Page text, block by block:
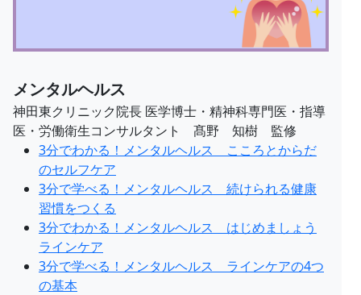
メンタルヘルス
神田東クリニック院長 医学博士・精神科専門医・指導
医・労働衛生コンサルタント 髙野 知樹 監修
3分でわかる！メンタルヘルス こころとからだ
のセルフケア
3分で学べる！メンタルヘルス 続けられる健康
習慣をつくる
3分でわかる！メンタルヘルス はじめましょう
ラインケア
3分で学べる！メンタルヘルス ラインケアの4つ
の基本